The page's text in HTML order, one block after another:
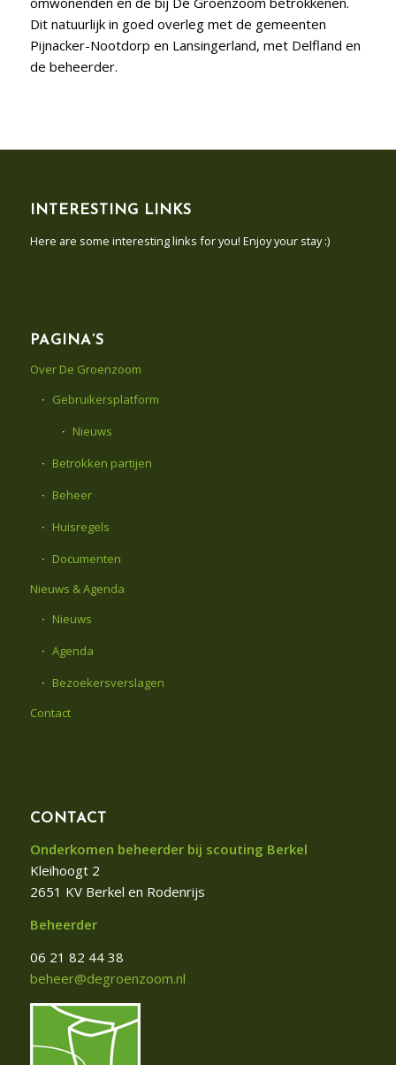
Dit natuurlijk in goed overleg met de gemeenten
Pijnacker-Nootdorp en Lansingerland, met Delfland en
de beheerder.
INTERESTING LINKS
Here are some interesting links for you! Enjoy your stay :)
PAGINA’S
Over De Groenzoom
Gebruikersplatform
Nieuws
Betrokken partijen
Beheer
Huisregels
Documenten
Nieuws & Agenda
Nieuws
Agenda
Bezoekersverslagen
Contact
CONTACT
Onderkomen beheerder bij scouting Berkel
Kleihoogt 2
2651 KV Berkel en Rodenrijs
Beheerder
06 21 82 44 38
beheer@degroenzoom.nl